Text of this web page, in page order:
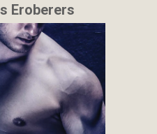
Eroberers